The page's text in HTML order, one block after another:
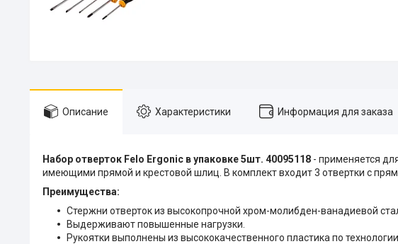
Описание Характеристики Информация для заказа
Набор отверток Felo Ergonic в упаковке 5шт. 40095118 - применяется
имеющими прямой и крестовой шлиц. В комплект входит 3 отвертки с
Преимущества:
Стержни отверток из высокопрочной хром-молибден-ванадиевой
Выдерживают повышенные нагрузки.
Рукоятки выполнены из высококачественного пластика по технологии